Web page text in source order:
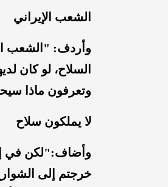
الشعب الإيراني
وأردف: "الشعب
السلاح، لو كان
وتعرفون ماذا
لا يملكون سلاح
وأضاف:"لكن في
خرجتم إلى